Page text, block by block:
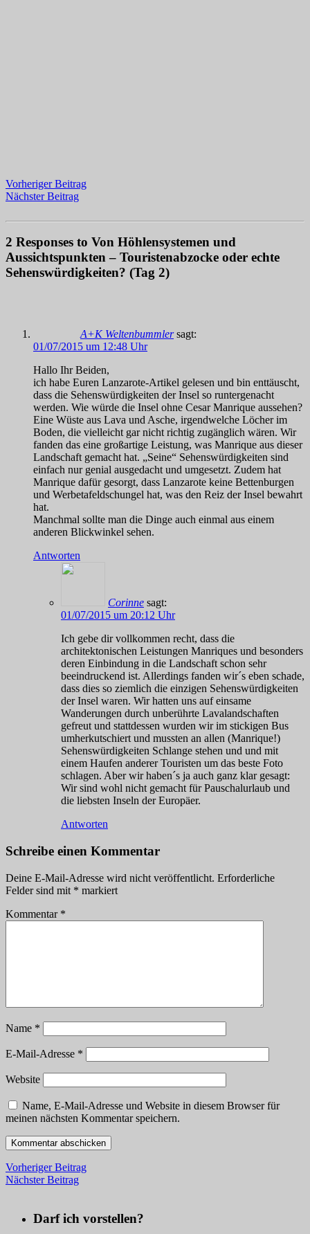
Vorheriger Beitrag
Nächster Beitrag
2 Responses to Von Höhlensystemen und
Aussichtspunkten – Touristenabzocke oder echte
Sehenswürdigkeiten? (Tag 2)
A+K Weltenbummler sagt:
01/07/2015 um 12:48 Uhr
Hallo Ihr Beiden,
ich habe Euren Lanzarote-Artikel gelesen und bin enttäuscht,
dass die Sehenswürdigkeiten der Insel so runtergenacht
werden. Wie würde die Insel ohne Cesar Manrique aussehen?
Eine Wüste aus Lava und Asche, irgendwelche Löcher im
Boden, die vielleicht gar nicht richtig zugänglich wären. Wir
fanden das eine großartige Leistung, was Manrique aus dieser
Landschaft gemacht hat. „Seine“ Sehenswürdigkeiten sind
einfach nur genial ausgedacht und umgesetzt. Zudem hat
Manrique dafür gesorgt, dass Lanzarote keine Bettenburgen
und Werbetafeldschungel hat, was den Reiz der Insel bewahrt
hat.
Manchmal sollte man die Dinge auch einmal aus einem
anderen Blickwinkel sehen.
Antworten
Corinne sagt:
01/07/2015 um 20:12 Uhr
Ich gebe dir vollkommen recht, dass die
architektonischen Leistungen Manriques und besonders
deren Einbindung in die Landschaft schon sehr
beeindruckend ist. Allerdings fanden wir´s eben schade,
dass dies so ziemlich die einzigen Sehenswürdigkeiten
der Insel waren. Wir hatten uns auf einsame
Wanderungen durch unberührte Lavalandschaften
gefreut und stattdessen wurden wir im stickigen Bus
umherkutschiert und mussten an allen (Manrique!)
Sehenswürdigkeiten Schlange stehen und und mit
einem Haufen anderer Touristen um das beste Foto
schlagen. Aber wir haben´s ja auch ganz klar gesagt:
Wir sind wohl nicht gemacht für Pauschalurlaub und
die liebsten Inseln der Europäer.
Antworten
Schreibe einen Kommentar
Deine E-Mail-Adresse wird nicht veröffentlicht. Erforderliche
Felder sind mit * markiert
Kommentar *
Name *
E-Mail-Adresse *
Website
Name, E-Mail-Adresse und Website in diesem Browser für
meinen nächsten Kommentar speichern.
Vorheriger Beitrag
Nächster Beitrag
Darf ich vorstellen?